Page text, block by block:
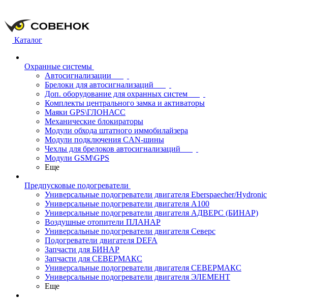
Каталог
Охранные системы
Автосигнализации
Брелоки для автосигнализаций
Доп. оборудование для охранных систем
Комплекты центрального замка и активаторы
Маяки GPS\ГЛОНАСС
Механические блокираторы
Модули обхода штатного иммобилайзера
Модули подключения CAN-шины
Чехлы для брелоков автосигнализаций
Модули GSM\GPS
Еще
Предпусковые подогреватели
Универсальные подогреватели двигателя Eberspaecher/Hydronic
Универсальные подогреватели двигателя A100
Универсальные подогреватели двигателя АДВЕРС (БИНАР)
Воздушные отопители ПЛАНАР
Универсальные подогреватели двигателя Северс
Подогреватели двигателя DEFA
Запчасти для БИНАР
Запчасти для СЕВЕРМАКС
Универсальные подогреватели двигателя СЕВЕРМАКС
Универсальные подогреватели двигателя ЭЛЕМЕНТ
Еще